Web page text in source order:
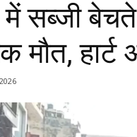
में सब्जी
मौत,